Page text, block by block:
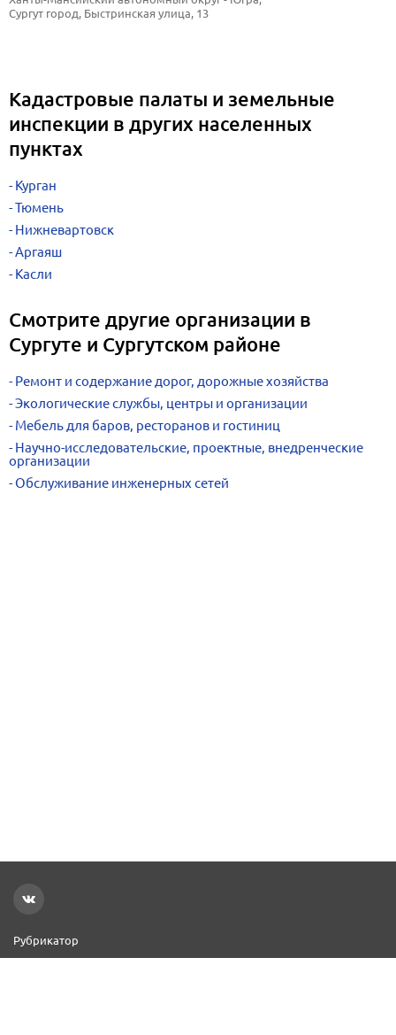
Сургут город, Быстринская улица, 13
Кадастровые палаты и земельные
инспекции в других населенных
пунктах
Курган
Тюмень
Нижневартовск
Аргаяш
Касли
Смотрите другие организации в
Сургуте и Сургутском районе
Ремонт и содержание дорог, дорожные хозяйства
Экологические службы, центры и организации
Мебель для баров, ресторанов и гостиниц
Научно-исследовательские, проектные, внедренческие
организации
Обслуживание инженерных сетей
Рубрикатор